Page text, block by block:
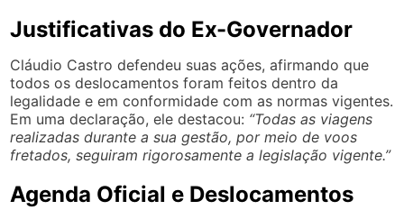
Justificativas do Ex-Governador
Cláudio Castro defendeu suas ações, afirmando que
todos os deslocamentos foram feitos dentro da
legalidade e em conformidade com as normas vigentes.
Em uma declaração, ele destacou: “Todas as viagens
realizadas durante a sua gestão, por meio de voos
fretados, seguiram rigorosamente a legislação vigente.”
Agenda Oficial e Deslocamentos